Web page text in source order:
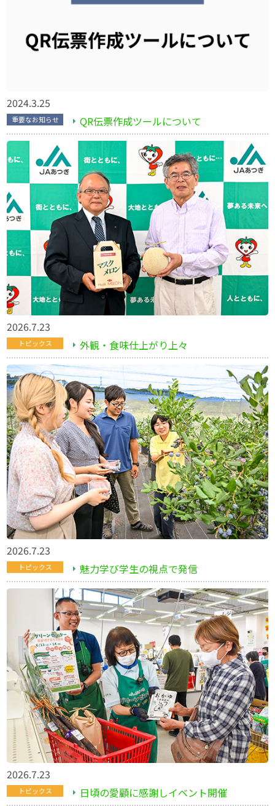
2024.3.25
重要なお知らせ QR伝票作成ツールについて
2026.7.23
トピックス 外観・食味仕上がり上々
2026.7.23
トピックス 魅力学び学生の視点で発信
2026.7.23
トピックス 日頃の愛顧に感謝しイベント開催